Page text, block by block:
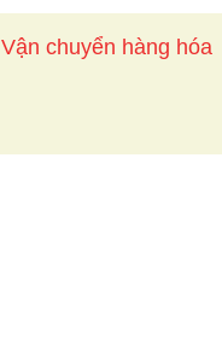
Vận chuyển hàng hóa